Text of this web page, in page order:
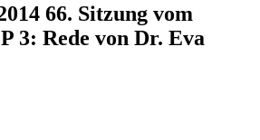
66. Sitzung vom
3: Rede von Dr. Eva